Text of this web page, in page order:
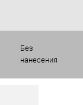
Без
нанесения